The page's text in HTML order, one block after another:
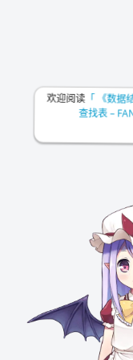
欢迎阅读「 《数据
查找表 –